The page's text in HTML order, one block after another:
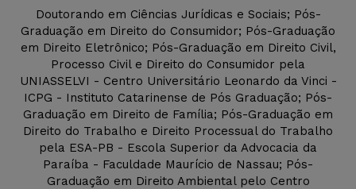
Doutorando em Ciências Jurídicas e Sociais; Pós-
Graduação em Direito do Consumidor; Pós-Graduação
em Direito Eletrônico; Pós-Graduação em Direito Civil,
Processo Civil e Direito do Consumidor pela
UNIASSELVI - Centro Universitário Leonardo da Vinci -
ICPG - Instituto Catarinense de Pós Graduação; Pós-
Graduação em Direito de Família; Pós-Graduação em
Direito do Trabalho e Direito Processual do Trabalho
pela ESA-PB - Escola Superior da Advocacia da
Paraíba - Faculdade Maurício de Nassau; Pós-
Graduação em Direito Ambiental pelo Centro